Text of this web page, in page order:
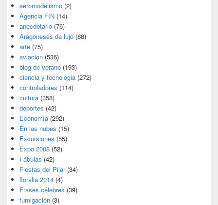
aeromodelismo (2)
Agencia FIN (14)
anecdotario (76)
Aragoneses de lujo (88)
arte (75)
aviacion (536)
blog de verano (193)
ciencia y tecnologia (272)
controladores (114)
cultura (358)
deportes (42)
Economía (292)
En las nubes (15)
Excursiones (55)
Expo 2008 (52)
Fábulas (42)
Fiestas del Pilar(34)
floralia 2014 (4)
Frases célebres (39)
fumigación (3)